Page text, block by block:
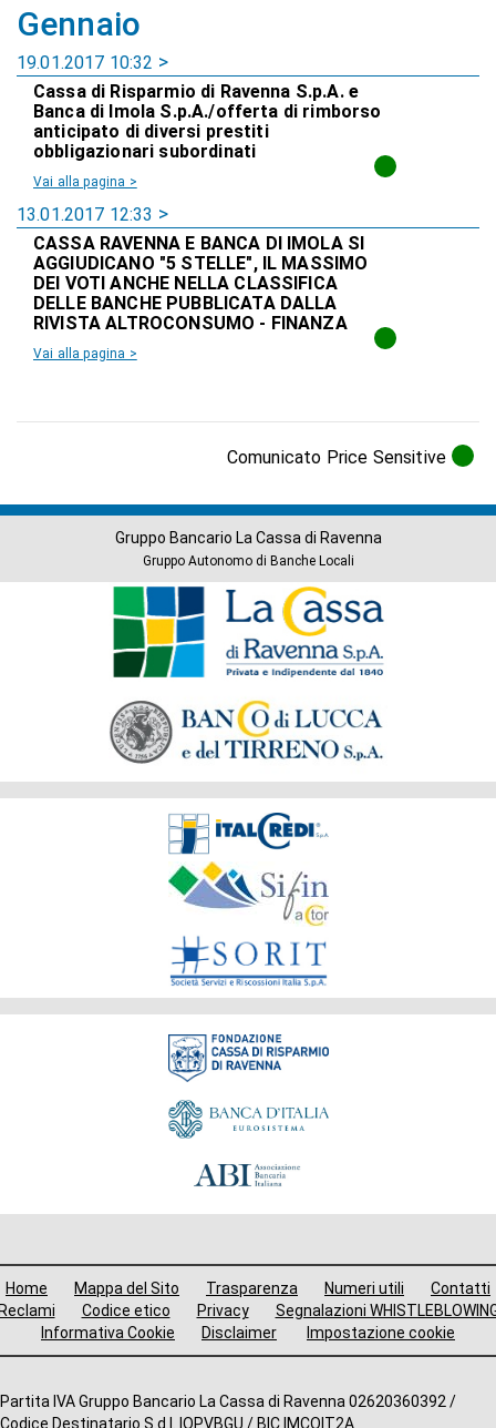
Gennaio
19.01.2017 10:32
Cassa di Risparmio di Ravenna S.p.A. e
Banca di Imola S.p.A./offerta di rimborso
anticipato di diversi prestiti
obbligazionari subordinati
Vai alla pagina >
13.01.2017 12:33
CASSA RAVENNA E BANCA DI IMOLA SI
AGGIUDICANO "5 STELLE", IL MASSIMO
DEI VOTI ANCHE NELLA CLASSIFICA
DELLE BANCHE PUBBLICATA DALLA
RIVISTA ALTROCONSUMO - FINANZA
Vai alla pagina >
Comunicato Price Sensitive
Gruppo Bancario La Cassa di Ravenna
Gruppo Autonomo di Banche Locali
Fondazione
Home Mappa del Sito Trasparenza Numeri utili
Contatti
Codice etico Privacy
Segnalazioni
Informativa Cookie
Disclaimer Impostazione cookie
Altre
Partita IVA Gruppo Bancario La Cassa di Ravenna 02620360392 /
Codice Destinatario S.d.I. IOPVBGU / BIC IMCOIT2A